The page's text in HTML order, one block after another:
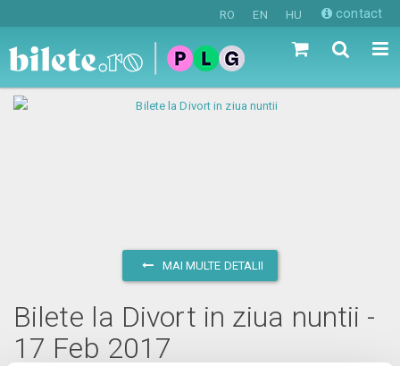
RO EN HU contact
MAI MULTE DETALII
Bilete la Divort in ziua nuntii -
17 Feb 2017